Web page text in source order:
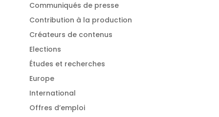
Communiqués de presse
Contribution à la production
Créateurs de contenus
Elections
Études et recherches
Europe
International
Offres d’emploi